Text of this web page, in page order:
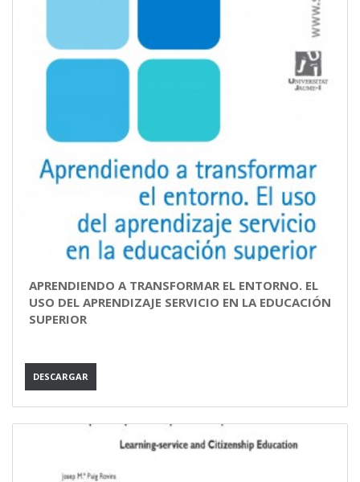
APRENDIENDO A TRANSFORMAR EL ENTORNO. EL
USO DEL APRENDIZAJE SERVICIO EN LA EDUCACIÓN
SUPERIOR
DESCARGAR